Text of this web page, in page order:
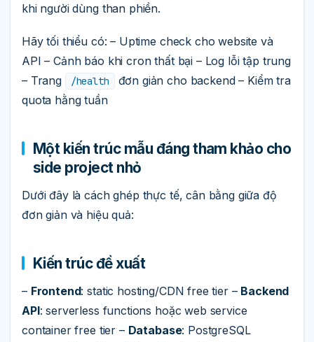
khi người dùng than phiền.
Hãy tối thiểu có: – Uptime check cho website và
API – Cảnh báo khi cron thất bại – Log lỗi tập trung
– Trang
/health
đơn giản cho backend – Kiểm tra
quota hằng tuần
Một kiến trúc mẫu đáng tham khảo cho
side project nhỏ
Dưới đây là cách ghép thực tế, cân bằng giữa độ
đơn giản và hiệu quả:
Kiến trúc đề xuất
– Frontend: static hosting/CDN free tier – Backend
API: serverless functions hoặc web service
container free tier – Database: PostgreSQL